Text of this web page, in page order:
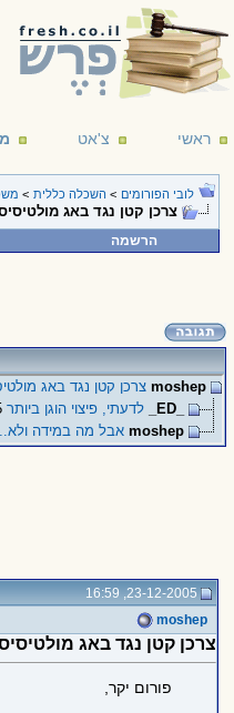
ראשי צ'אט
לובי הפורומים > השכלה כללית >
צרכן קטן נגד באג
הרשמה
moshep צרכן קטן נגד באג
לדעתי, פיצוי הוגן ביותר23-12-2005,
moshep אבל מה במידה
23-12-2005, 16:59
moshep
צרכן קטן נגד באג
פורום יקר,